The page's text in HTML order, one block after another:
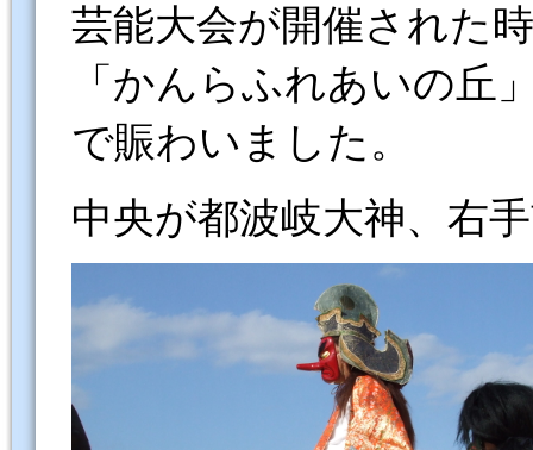
芸能大会が開催された
「かんらふれあいの丘
で賑わいました。
中央が都波岐大神、右